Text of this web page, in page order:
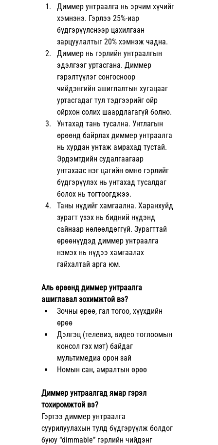
Диммер унтраалга нь эрчим хүчийг
хэмнэнэ. Гэрлээ 25%-иар
бүдгэрүүлснээр цахилгаан
зарцуулалтыг 20% хэмнэж чадна.
Диммер нь гэрлийн унтраалгын
эдэлгээг уртасгана. Диммер
гэрэлтүүлэг сонгосноор
чийдэнгийн ашиглалтын хугацааг
уртасгадаг тул тэдгээрийг ойр
ойрхон солих шаардлагагүй болно.
Унтахад тань тусална. Унтлагын
өрөөнд байрлах диммер унтраалга
нь хурдан унтаж амрахад тустай.
Эрдэмтдийн судалгаагаар
унтахаас нэг цагийн өмнө гэрлийг
бүдгэрүүлэх нь унтахад тусалдаг
болох нь тогтоогджээ.
Таны нүдийг хамгаална. Харанхуйд
зурагт үзэх нь бидний нүдэнд
сайнаар нөлөөлдөггүй. Зурагттай
өрөөнүүдэд диммер унтраалга
нэмэх нь нүдээ хамгаалах
гайхалтай арга юм.
Аль өрөөнд диммер унтраалга
ашиглавал зохимжтой вэ?
Зочны өрөө, гал тогоо, хүүхдийн
өрөө
Дэлгэц (телевиз, видео тоглоомын
консол гэх мэт) байдаг
мультимедиа орон зай
Номын сан, амралтын өрөө
Диммер унтраалгад ямар гэрэл
тохиромжтой вэ?
Гэртээ диммер унтраалга
суурилуулахын тулд бүдгэрүүлж болдог
буюу “dimmable” гэрлийн чийдэнг